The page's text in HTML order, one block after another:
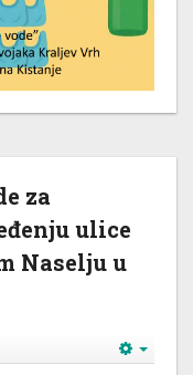
za
ulice
Naselju u